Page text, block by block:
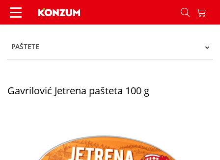
Gavrilović Jetrena pašteta 100 g - Konzum
PAŠTETE
Gavrilović Jetrena pašteta 100 g